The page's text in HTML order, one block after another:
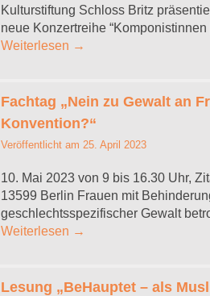
Kulturstiftung Schloss Britz
neue Konzertreihe
Weiterlesen →
Fachtag „Nein zu Gewalt an
Konvention?“
Veröffentlicht am 25. April 2023
10. Mai 2023 von 9 bis 16.30 Uhr,
13599 Berlin Frauen mit
geschlechtsspezifischer Gewalt
Weiterlesen →
Lesung „BeHauptet – als